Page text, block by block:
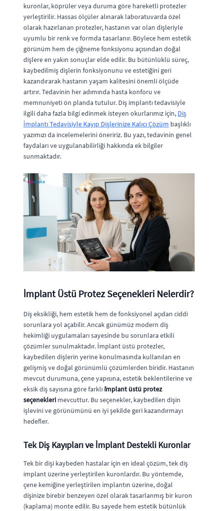
kuronlar, köprüler veya duruma göre hareketli protezler
yerleştirilir. Hassas ölçüler alınarak laboratuvarda özel
olarak hazırlanan protezler, hastanın var olan dişleriyle
uyumlu bir renk ve formda tasarlanır. Böylece hem estetik
görünüm hem de çiğneme fonksiyonu açısından doğal
dişlere en yakın sonuçlar elde edilir. Bu bütünlüklü süreç,
kaybedilmiş dişlerin fonksiyonunu ve estetiğini geri
kazandırarak hastanın yaşam kalitesini önemli ölçüde
artırır. Tedavinin her adımında hasta konforu ve
memnuniyeti ön planda tutulur. Diş implantı tedavisiyle
ilgili daha fazla bilgi edinmek isteyen okurlarımız için, Diş
İmplantı Tedavisiyle Kayıp Dişlerinize Kalıcı Çözüm başlıklı
yazımızı da incelemelerini öneririz. Bu yazı, tedavinin genel
faydaları ve uygulanabilirliği hakkında ek bilgiler
sunmaktadır.
İmplant Üstü Protez Seçenekleri Nelerdir?
Diş eksikliği, hem estetik hem de fonksiyonel açıdan ciddi
sorunlara yol açabilir. Ancak günümüz modern diş
hekimliği uygulamaları sayesinde bu sorunlara etkili
çözümler sunulmaktadır. İmplant üstü protezler,
kaybedilen dişlerin yerine konulmasında kullanılan en
gelişmiş ve doğal görünümlü çözümlerden biridir. Hastanın
mevcut durumuna, çene yapısına, estetik beklentilerine ve
eksik diş sayısına göre farklı i̇mplant üstü protez
seçenekleri mevcuttur. Bu seçenekler, kaybedilen dişin
işlevini ve görünümünü en iyi şekilde geri kazandırmayı
hedefler.
Tek Diş Kayıpları ve İmplant Destekli Kuronlar
Tek bir dişi kaybeden hastalar için en ideal çözüm, tek diş
implant üzerine yerleştirilen kuronlardır. Bu yöntemde,
çene kemiğine yerleştirilen implantın üzerine, doğal
dişinize birebir benzeyen özel olarak tasarlanmış bir kuron
(kaplama) monte edilir. Bu sayede hem estetik bütünlük